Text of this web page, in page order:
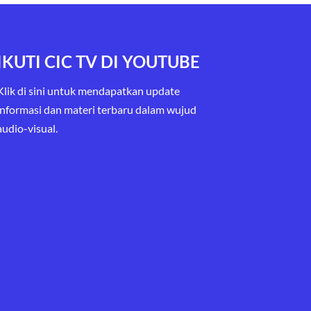
CIC TV DI YOUTUBE
di sini untuk mendapatkan update
dan materi terbaru dalam wujud
visual.